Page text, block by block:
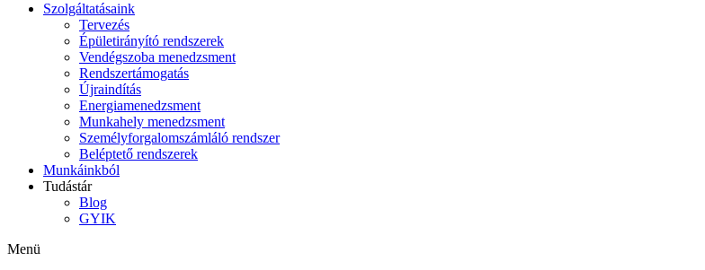
Szolgáltatásaink
Tervezés
Épületirányító rendszerek
Vendégszoba menedzsment
Rendszertámogatás
Újraindítás
Energiamenedzsment
Munkahely menedzsment
Személyforgalomszámláló rendszer
Beléptető rendszerek
Munkáinkból
Tudástár
Blog
GYIK
Menü